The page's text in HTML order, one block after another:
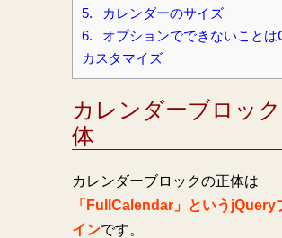
5.
カレンダーのサイズ
6.
オプションでできないことは
カスタマイズ
カレンダーブロッ
体
カレンダーブロックの正体は
「FullCalendar」というjQuery
インです。